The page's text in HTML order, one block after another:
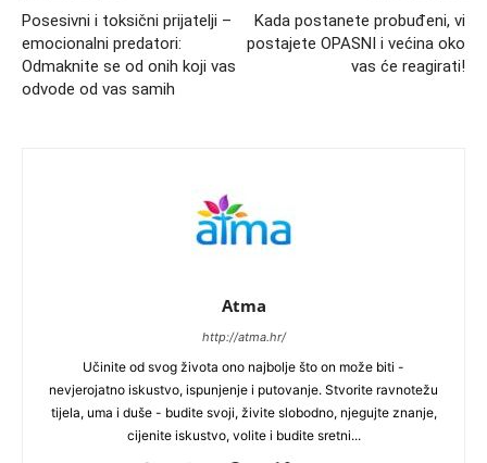
Posesivni i toksični prijatelji –
emocionalni predatori:
Odmaknite se od onih koji vas
odvode od vas samih
Kada postanete probuđeni, vi
postajete OPASNI i većina oko
vas će reagirati!
Atma
http://atma.hr/
Učinite od svog života ono najbolje što on može biti -
nevjerojatno iskustvo, ispunjenje i putovanje. Stvorite ravnotežu
tijela, uma i duše - budite svoji, živite slobodno, njegujte znanje,
cijenite iskustvo, volite i budite sretni...